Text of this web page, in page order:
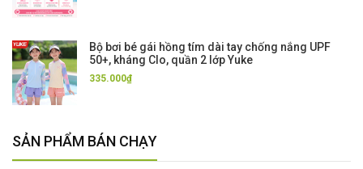
Bộ bơi bé gái hồng tím dài tay chống nắng UPF
50+, kháng Clo, quần 2 lớp Yuke
335.000₫
SẢN PHẨM BÁN CHẠY